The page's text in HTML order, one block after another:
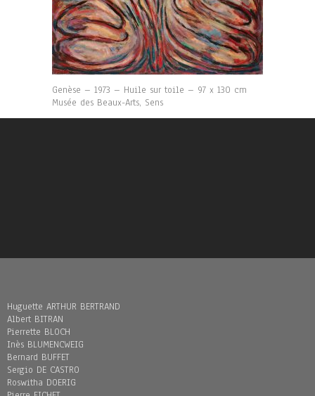
Genèse – 1973 – Huile sur toile – 97 x 130 cm
Musée des Beaux-Arts, Sens
Huguette ARTHUR BERTRAND
Albert BITRAN
Pierrette BLOCH
Inès BLUMENCWEIG
Bernard BUFFET
Sergio DE CASTRO
Roswitha DOERIG